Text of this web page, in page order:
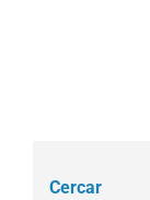
Cercar